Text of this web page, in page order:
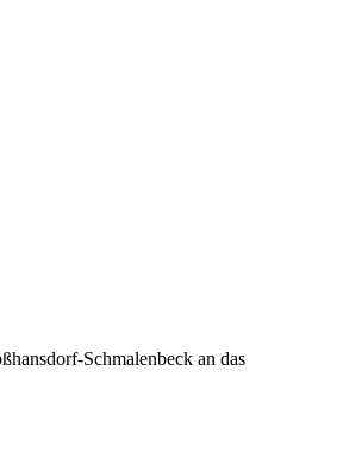
Schmalenbeck an das